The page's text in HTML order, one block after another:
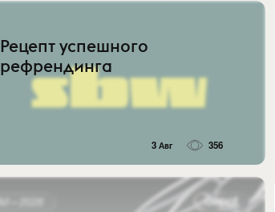
Рецепт успешного
рефрендинга
3 Авг 356